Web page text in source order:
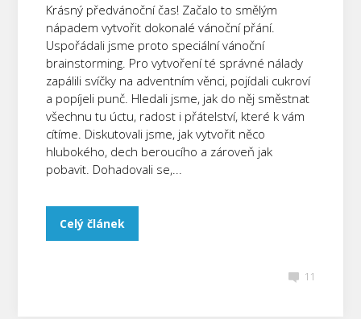
Krásný předvánoční čas! Začalo to smělým
nápadem vytvořit dokonalé vánoční přání.
Uspořádali jsme proto speciální vánoční
brainstorming. Pro vytvoření té správné nálady
zapálili svíčky na adventním věnci, pojídali cukroví
a popíjeli punč. Hledali jsme, jak do něj směstnat
všechnu tu úctu, radost i přátelství, které k vám
cítíme. Diskutovali jsme, jak vytvořit něco
hlubokého, dech beroucího a zároveň jak
pobavit. Dohadovali se,...
Celý článek
11